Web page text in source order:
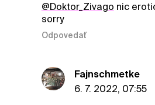
@Doktor_Zivago nic
sorry
Odpovedať
Fajnschmetke
6. 7. 2022, 07:55